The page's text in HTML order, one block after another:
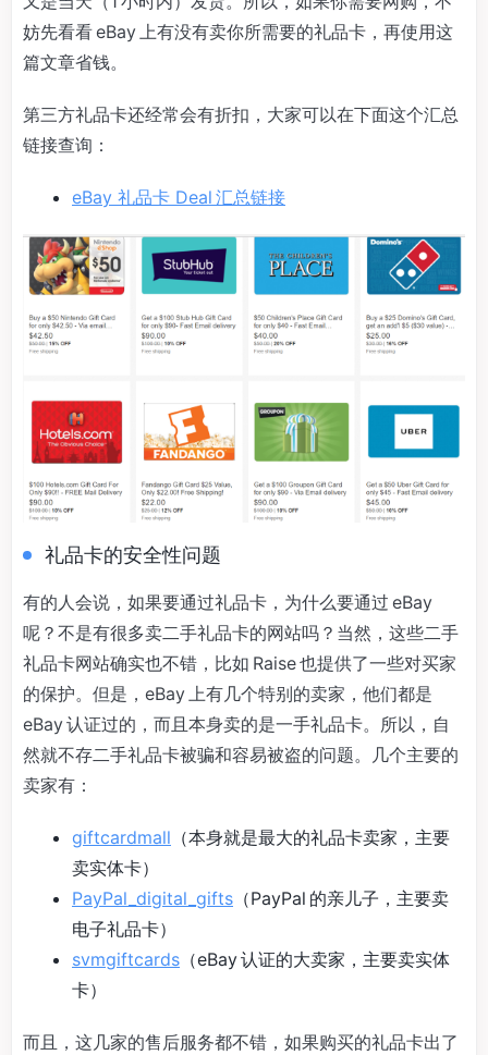
妨先看看 eBay 上有没有卖你所需要的礼品卡，再使用这
篇文章省钱。
第三方礼品卡还经常会有折扣，大家可以在下面这个汇总
链接查询：
eBay 礼品卡 Deal 汇总链接
礼品卡的安全性问题
有的人会说，如果要通过礼品卡，为什么要通过 eBay
呢？不是有很多卖二手礼品卡的网站吗？当然，这些二手
礼品卡网站确实也不错，比如 Raise 也提供了一些对买家
的保护。但是，eBay 上有几个特别的卖家，他们都是
eBay 认证过的，而且本身卖的是一手礼品卡。所以，自
然就不存二手礼品卡被骗和容易被盗的问题。几个主要的
卖家有：
giftcardmall （本身就是最大的礼品卡卖家，主要
卖实体卡）
PayPal_digital_gifts （PayPal 的亲儿子，主要卖
电子礼品卡）
svmgiftcards （eBay 认证的大卖家，主要卖实体
卡）
而且，这几家的售后服务都不错，如果购买的礼品卡出了